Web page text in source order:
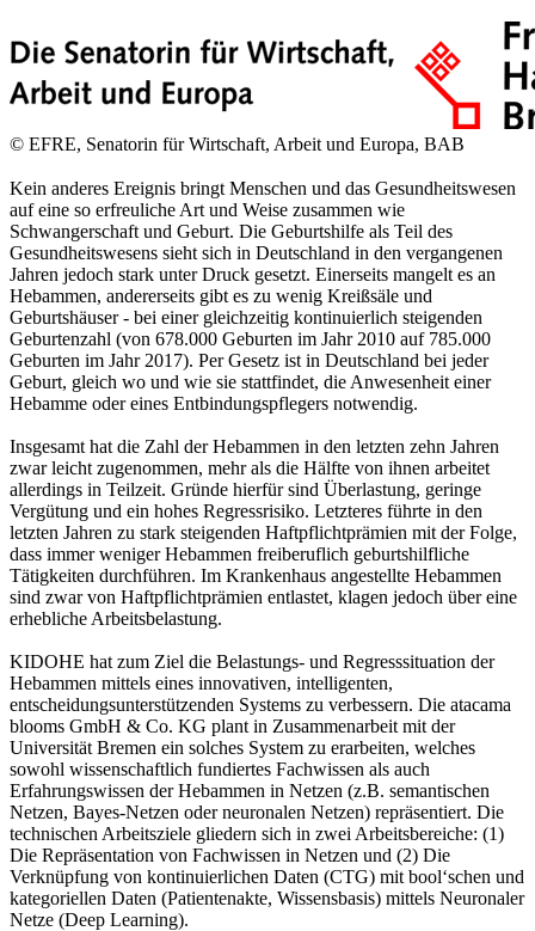
© EFRE, Senatorin für Wirtschaft, Arbeit und Europa, BAB
Kein anderes Ereignis bringt Menschen und das Gesundheitswesen
auf eine so erfreuliche Art und Weise zusammen wie
Schwangerschaft und Geburt. Die Geburtshilfe als Teil des
Gesundheitswesens sieht sich in Deutschland in den vergangenen
Jahren jedoch stark unter Druck gesetzt. Einerseits mangelt es an
Hebammen, andererseits gibt es zu wenig Kreißsäle und
Geburtshäuser - bei einer gleichzeitig kontinuierlich steigenden
Geburtenzahl (von 678.000 Geburten im Jahr 2010 auf 785.000
Geburten im Jahr 2017). Per Gesetz ist in Deutschland bei jeder
Geburt, gleich wo und wie sie stattfindet, die Anwesenheit einer
Hebamme oder eines Entbindungspflegers notwendig.
Insgesamt hat die Zahl der Hebammen in den letzten zehn Jahren
zwar leicht zugenommen, mehr als die Hälfte von ihnen arbeitet
allerdings in Teilzeit. Gründe hierfür sind Überlastung, geringe
Vergütung und ein hohes Regressrisiko. Letzteres führte in den
letzten Jahren zu stark steigenden Haftpflichtprämien mit der Folge,
dass immer weniger Hebammen freiberuflich geburtshilfliche
Tätigkeiten durchführen. Im Krankenhaus angestellte Hebammen
sind zwar von Haftpflichtprämien entlastet, klagen jedoch über eine
erhebliche Arbeitsbelastung.
KIDOHE hat zum Ziel die Belastungs- und Regresssituation der
Hebammen mittels eines innovativen, intelligenten,
entscheidungsunterstützenden Systems zu verbessern. Die atacama
blooms GmbH & Co. KG plant in Zusammenarbeit mit der
Universität Bremen ein solches System zu erarbeiten, welches
sowohl wissenschaftlich fundiertes Fachwissen als auch
Erfahrungswissen der Hebammen in Netzen (z.B. semantischen
Netzen, Bayes-Netzen oder neuronalen Netzen) repräsentiert. Die
technischen Arbeitsziele gliedern sich in zwei Arbeitsbereiche: (1)
Die Repräsentation von Fachwissen in Netzen und (2) Die
Verknüpfung von kontinuierlichen Daten (CTG) mit bool‘schen und
kategoriellen Daten (Patientenakte, Wissensbasis) mittels Neuronaler
Netze (Deep Learning).